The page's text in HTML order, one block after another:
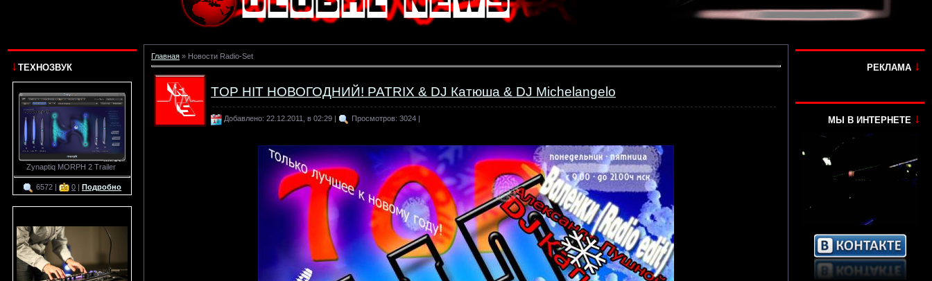
↓ ТЕХНОЗВУК
Zynaptiq MORPH 2 Trailer
6572 | 0 Подробно
Главная » Новости Radio-Set
TOP HIT НОВОГОДНИЙ! PATRIX & DJ Катюша & DJ Michelangelo
Добавлено: 22.12.2011, в 02:29 | Просмотров: 3024 |
РЕКЛАМА ↓
МЫ В ИНТЕРНЕТЕ ↓